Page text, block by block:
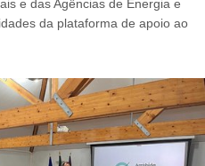
e das Agências de Energia e
da plataforma de apoio ao